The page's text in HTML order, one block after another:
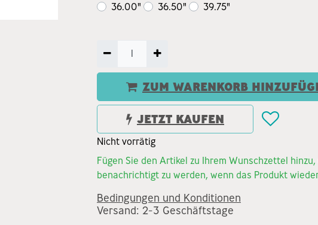
36.00" 36.50" 39.75"
ZUM WARENKORB
JETZT KAUFEN
Nicht vorrätig
Fügen Sie den Artikel zu Ihrem Wunschzettel hinzu,
benachrichtigt zu werden, wenn das Produkt
Bedingungen und Konditionen
Versand: 2-3 Geschäftstage